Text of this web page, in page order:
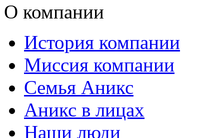
О компании
История компании
Миссия компании
Семья Аникс
Аникс в лицах
Наши люди